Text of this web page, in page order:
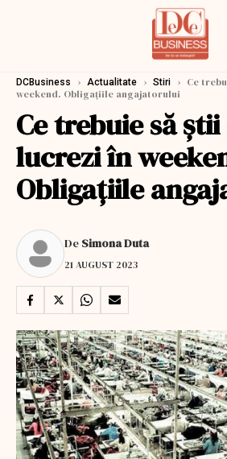
DCBusiness › Actualitate › Stiri › Ce
weekend. Obligațiile angajatorului
Ce trebuie să
lucrezi în
Obligațiile
De Simona Duta
21 AUGUST 2023